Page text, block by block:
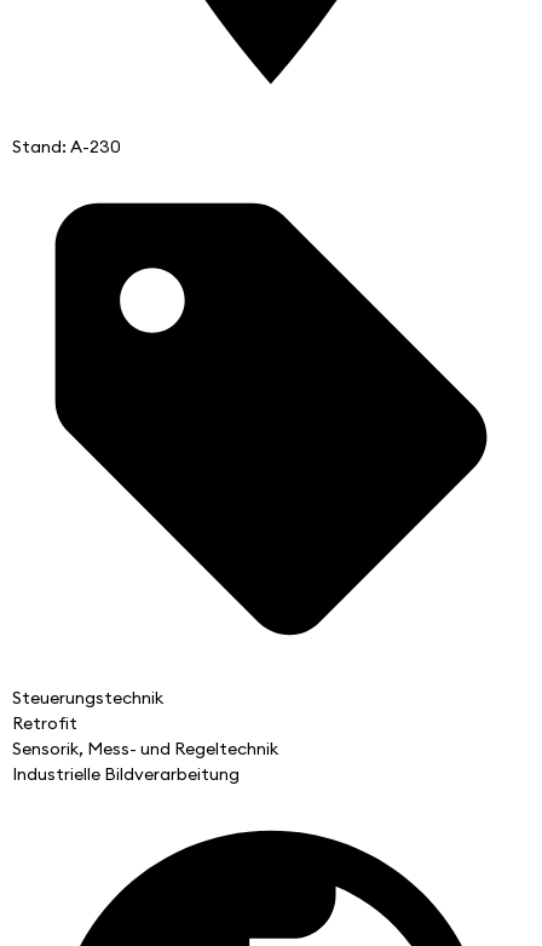
Stand: A-230
Steuerungstechnik
Retrofit
Sensorik, Mess- und Regeltechnik
Industrielle Bildverarbeitung